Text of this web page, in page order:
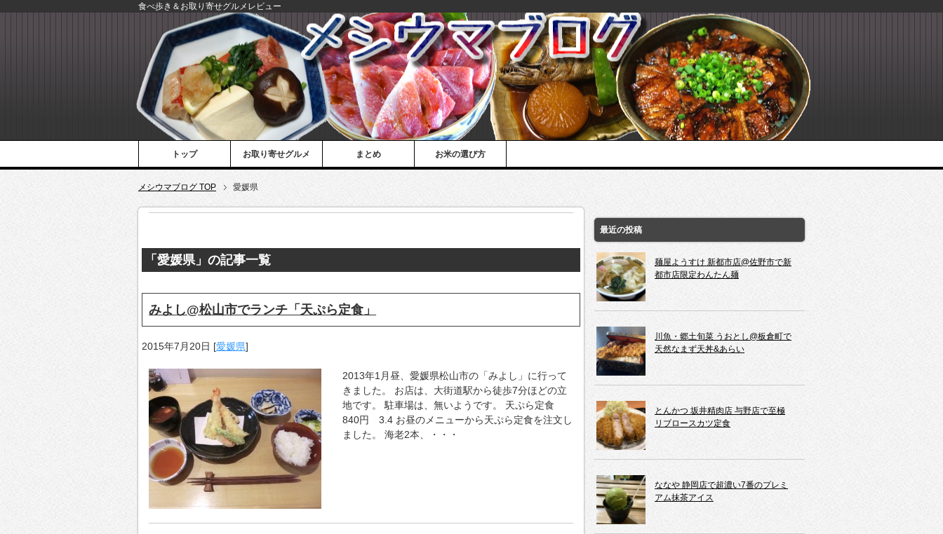
食べ歩き＆お取り寄せグルメレビュー
トップ お取り寄せグルメ まとめ お米の選び方
メシウマブログ TOP 愛媛県
「愛媛県」の記事一覧
みよし@松山市でランチ「天ぷら定食」
2015年7月20日 [愛媛県]
2013年1月昼、愛媛県松山市の「みよし」に行って
きました。 お店は、大街道駅から徒歩7分ほどの立
地です。 駐車場は、無いようです。 天ぷら定食
840円 3.4 お昼のメニューから天ぷら定食を注文し
ました。 海老2本、・・・
最近の投稿
麺屋ようすけ 新都市店@佐野市で新
都市店限定わんたん麺
川魚・郷土旬菜 うおとし@板倉町で
天然なまず天丼&あらい
とんかつ 坂井精肉店 与野店で至極
リブロースカツ定食
ななや 静岡店で超濃い7番のプレミ
アム抹茶アイス